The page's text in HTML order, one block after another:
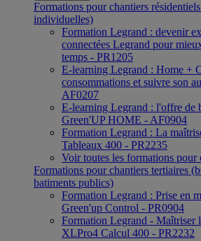
Formations pour chantiers
individuelles)
Formation Legrand : devenir
connectées Legrand pour
temps - PR1205
E-learning Legrand : Home +
consommations et suivre son
AF0207
E-learning Legrand : l'offre de
Green'UP HOME - AF0904
Formation Legrand : La
Tableaux 400 - PR2235
Voir toutes les formations pour
Formations pour chantiers tertiaires
batiments publics)
Formation Legrand : Prise en
Green'up Control - PR0904
Formation Legrand - Maîtriser
XLPro4 Calcul 400 - PR2232